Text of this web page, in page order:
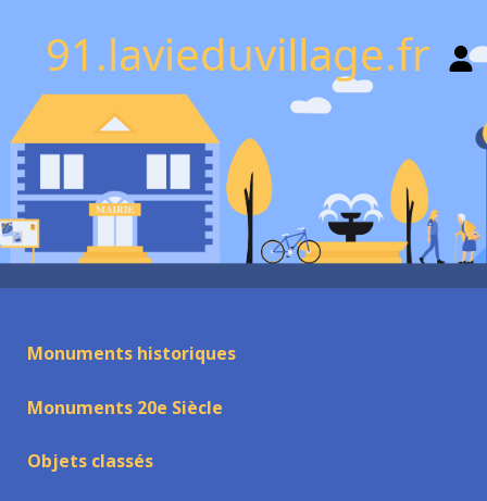
91.lavieduvillage.fr
Monuments historiques
Monuments 20e Siècle
Objets classés